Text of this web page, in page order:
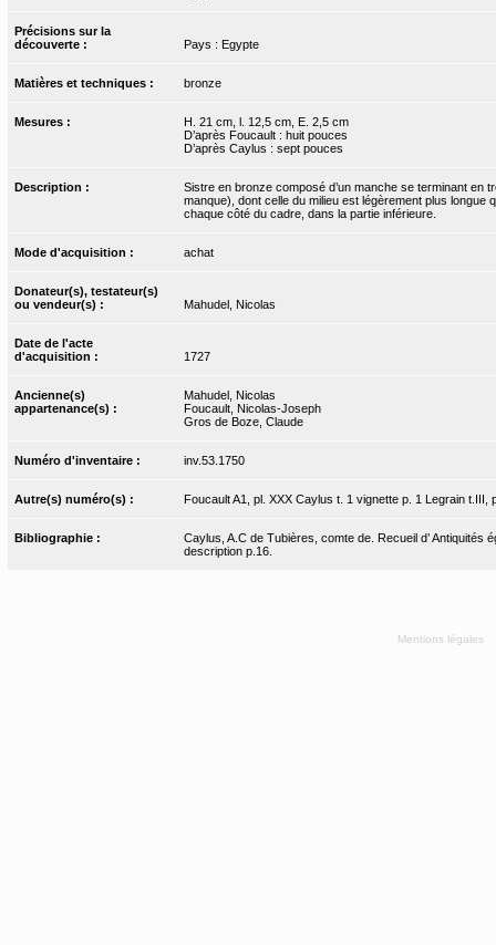
Précisions sur la
découverte :
Pays : Egypte
Matières et techniques : bronze
Mesures :
H. 21 cm, l. 12,5 cm, E. 2,5 cm
D’après Foucault : huit pouces
D’après Caylus : sept pouces
Description :
Sistre en bronze composé d’un manche se terminant en
manque), dont celle du milieu est légèrement plus
chaque côté du cadre, dans la partie inférieure.
Mode d'acquisition : achat
Donateur(s), testateur(s)
ou vendeur(s) :
Mahudel, Nicolas
Date de l'acte
d'acquisition :
1727
Ancienne(s)
appartenance(s) :
Mahudel, Nicolas
Foucault, Nicolas-Joseph
Gros de Boze, Claude
Numéro d'inventaire : inv.53.1750
Autre(s) numéro(s) : Foucault A1, pl. XXX Caylus t. 1 vignette p. 1 Legrain t.III,
Bibliographie :
Caylus, A.C de Tubières, comte de. Recueil d’
description p.16.
Mentions légales